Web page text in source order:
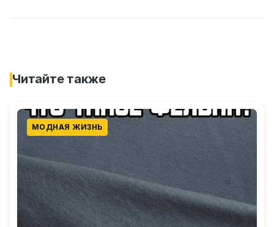
Читайте также
МОДНАЯ ЖИЗНЬ